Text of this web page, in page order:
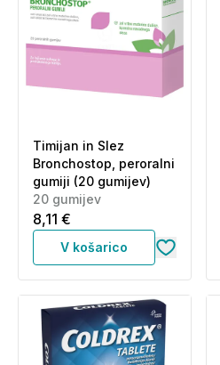
Timijan in Slez
Bronchostop, peroralni
gumiji (20 gumijev)
20 gumijev
8,11 €
V košarico